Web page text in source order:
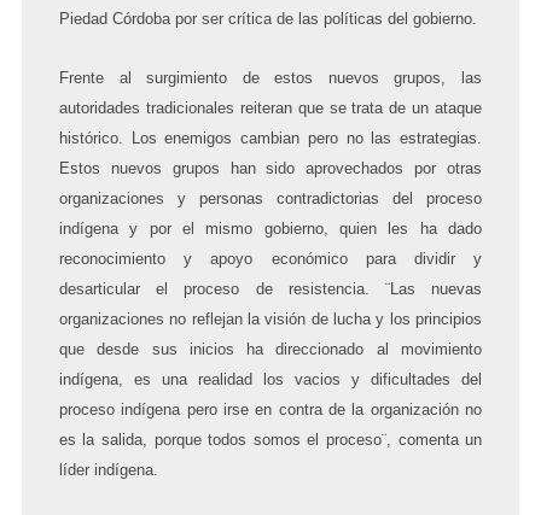
Piedad Córdoba por ser crítica de las políticas del gobierno.
Frente al surgimiento de estos nuevos grupos, las
autoridades tradicionales reiteran que se trata de un ataque
histórico. Los enemigos cambian pero no las estrategias.
Estos nuevos grupos han sido aprovechados por otras
organizaciones y personas contradictorias del proceso
indígena y por el mismo gobierno, quien les ha dado
reconocimiento y apoyo económico para dividir y
desarticular el proceso de resistencia.
¨Las nuevas
organizaciones no reflejan la visión de lucha y los principios
que desde sus inicios ha direccionado al movimiento
indígena, es una realidad los vacios y dificultades del
proceso indígena pero irse en contra de la organización no
es la salida, porque todos somos el proceso¨, comenta un
líder indígena.